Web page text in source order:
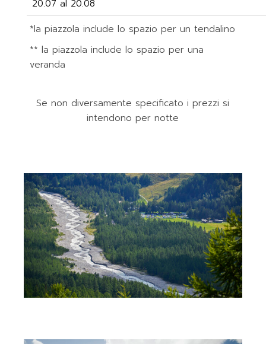
20.07 al 20.08
*la piazzola include lo spazio per un tendalino
** la piazzola include lo spazio per una
veranda
Se non diversamente specificato i prezzi si
intendono per notte